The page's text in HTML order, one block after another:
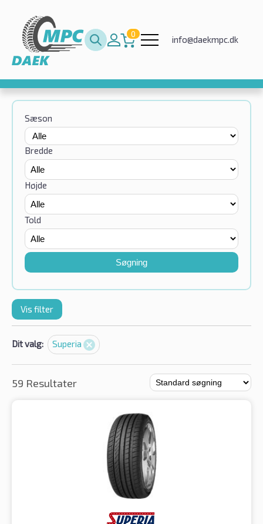
0
info@daekmpc.dk
Sæson
Bredde
Højde
Told
Søgning
Vis filter
Dit valg: Superia
59 Resultater